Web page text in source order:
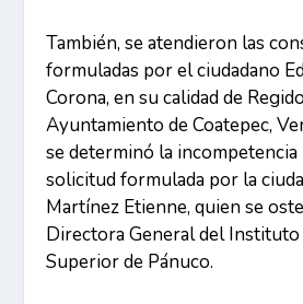
También, se atendieron las
formuladas por el ciudadano
Corona, en su calidad de
Ayuntamiento de Coatepec,
se determinó la incompetencia
solicitud formulada por la
Martínez Etienne, quien se
Directora General del
Superior de Pánuco.